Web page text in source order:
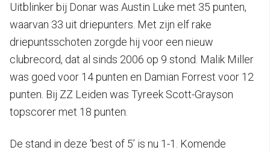
Uitblinker bij Donar was Austin Luke met 35 punten,
waarvan 33 uit driepunters. Met zijn elf rake
driepuntsschoten zorgde hij voor een nieuw
clubrecord, dat al sinds 2006 op 9 stond. Malik Miller
was goed voor 14 punten en Damian Forrest voor 12
punten. Bij ZZ Leiden was Tyreek Scott-Grayson
topscorer met 18 punten.
De stand in deze ‘best of 5’ is nu 1-1. Komende